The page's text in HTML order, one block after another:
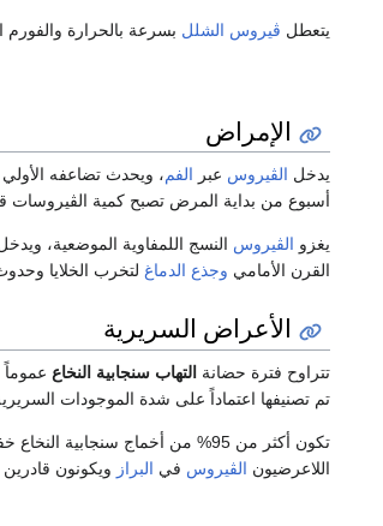
يتعطل ڤيروس الشلل بسرعة بالحرارة والفورم
الإمراض
يدخل الڤيروس عبر الفم، ويحدث تضاعفه
أسبوع من بداية المرض تصبح كمية الڤيروسات
يغزو الڤيروس النسج اللمفاوية الموضعية،
القرن الأمامي وجذع الدماغ لتخرب الخلايا
الأعراض السريرية
تتراوح فترة حضانة التهاب سنجابية النخاع عموماً بين 6 - 20 يوماً لكنها قد تتراوح بين 3 -
تم تصنيفها اعتماداً على شدة الموجودات
اللاعرضيون الڤيروس في البراز ويكونون